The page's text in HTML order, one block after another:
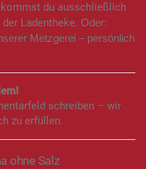
du ausschließlich
Ladentheke. Oder:
Metzgerei – persönlich
schreiben – wir
zu erfüllen.
ohne Salz